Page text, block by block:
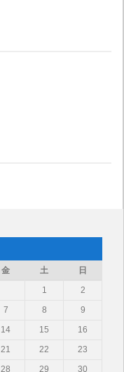
金 土
日
1
2
7 8
9
14 15
16
21 22
23
28 29 30